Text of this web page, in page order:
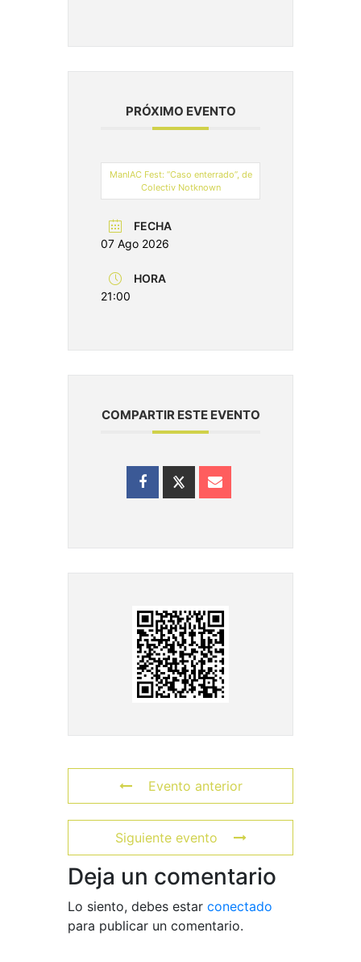
PRÓXIMO EVENTO
ManIAC Fest: “Caso enterrado”, de
Colectiv Notknown
FECHA
07 Ago 2026
HORA
21:00
COMPARTIR ESTE EVENTO
Evento anterior
Siguiente evento
Deja un comentario
Lo siento, debes estar conectado
para publicar un comentario.